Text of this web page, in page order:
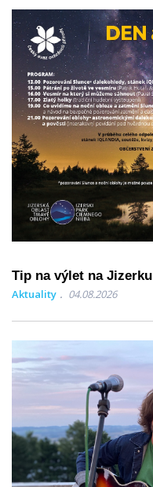
Tip na výlet na Jizerku
Aktuality 04.08.2026